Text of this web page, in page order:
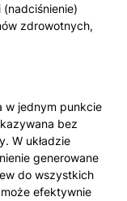
zdrowotnych,
w jednym punkcie
bez
W układzie
generowane
do wszystkich
efektywnie